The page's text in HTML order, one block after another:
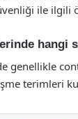
ile ilgili
hangi
genellikle
terimleri